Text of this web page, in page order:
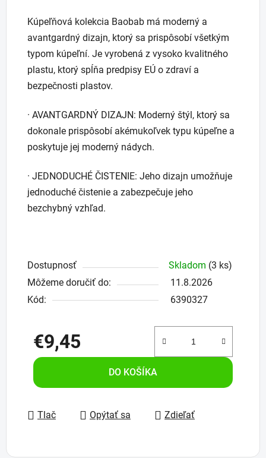
Kúpeľňová kolekcia Baobab má moderný a
avantgardný dizajn, ktorý sa prispôsobí všetkým
typom kúpeľní. Je vyrobená z vysoko kvalitného
plastu, ktorý spĺňa predpisy EÚ o zdraví a
bezpečnosti plastov.
· AVANTGARDNÝ DIZAJN: Moderný štýl, ktorý sa
dokonale prispôsobí akémukoľvek typu kúpeľne a
poskytuje jej moderný nádych.
· JEDNODUCHÉ ČISTENIE: Jeho dizajn umožňuje
jednoduché čistenie a zabezpečuje jeho
bezchybný vzhľad.
Dostupnosť Skladom (3 ks)
Môžeme doručiť do:
11.8.2026
Kód:
6390327
€9,45
Jednotková cena:
DO KOŠÍKA
Tlač Opýtať sa Zdieľať